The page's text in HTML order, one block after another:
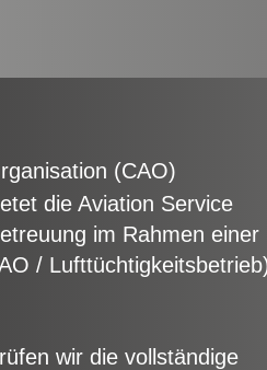
(CAO)
die Aviation Service
im Rahmen einer
/
wir die vollständige